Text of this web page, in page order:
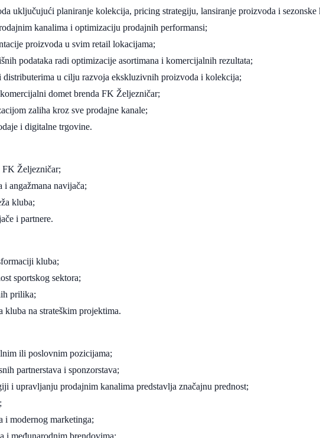
uključujući planiranje kolekcija, pricing strategiju, lansiranje proizvoda i sezonske
kanalima i optimizaciju prodajnih performansi;
proizvoda u svim retail lokacijama;
podataka radi optimizacije asortimana i komercijalnih rezultata;
distributerima u cilju razvoja ekskluzivnih proizvoda i kolekcija;
domet brenda FK Željezničar;
zaliha kroz sve prodajne kanale;
i digitalne trgovine.
FK Željezničar;
angažmana navijača;
kluba;
i partnere.
kluba;
sportskog sektora;
prilika;
kluba na strateškim projektima.
ili poslovnim pozicijama;
partnerstava i sponzorstava;
i upravljanju prodajnim kanalima predstavlja značajnu prednost;
i modernog marketinga;
i međunarodnim brendovima;